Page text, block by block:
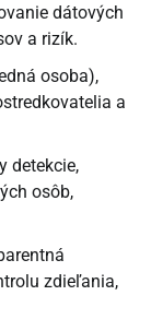
dátových
a rizík.
osoba),
a
detekcie,
osôb,
zdieľania,